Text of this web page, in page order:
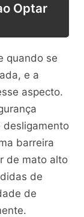
Optar
quando se
e a
aspecto.
desligamento
barreira
de mato alto
de
de